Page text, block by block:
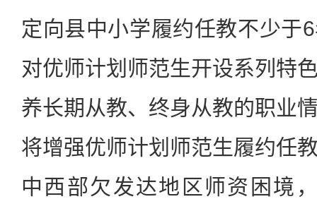
定向县中小学履约任教不少于
对优师计划师范生开设系列特
养长期从教、终身从教的职业
将增强优师计划师范生履约任
中西部欠发达地区师资困境